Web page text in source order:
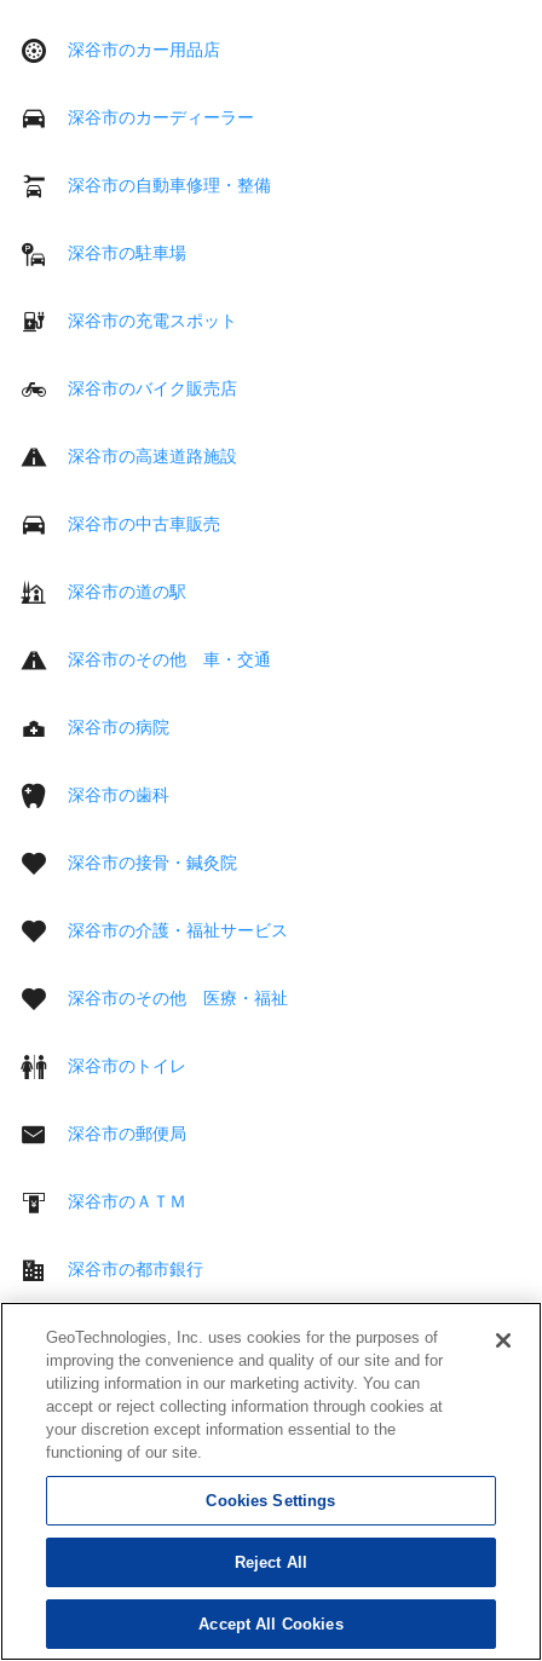
深谷市のカー用品店
深谷市のカーディーラー
深谷市の自動車修理・整備
深谷市の駐車場
深谷市の充電スポット
深谷市のバイク販売店
深谷市の高速道路施設
深谷市の中古車販売
深谷市の道の駅
深谷市のその他 車・交通
深谷市の病院
深谷市の歯科
深谷市の接骨・鍼灸院
深谷市の介護・福祉サービス
深谷市のその他 医療・福祉
深谷市のトイレ
深谷市の郵便局
深谷市のＡＴＭ
深谷市の都市銀行
深谷市の地方銀行
深谷市の第２地方銀行
深谷市のその他 銀行
深谷市のその他 金融機関
GeoTechnologies, Inc. uses cookies for the purposes of
improving the convenience and quality of our site and for
utilizing information in our marketing activity. You can
accept or reject collecting information through cookies at
your discretion except information essential to the
functioning of our site.
Cookies Settings
Reject All
Accept All Cookies